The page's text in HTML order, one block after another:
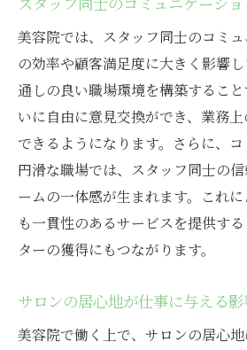
美容院では、スタッフ同士のコミ
の効率や顧客満足度に大きく影響
通しの良い職場環境を構築するこ
いに自由に意見交換ができ、業務
できるようになります。さらに、
円滑な職場では、スタッフ同士の
ームの一体感が生まれます。これ
も一貫性のあるサービスを提供す
ターの獲得にもつながります。
サロンの居心地が仕事に与える
美容院で働く上で、サロンの居心地